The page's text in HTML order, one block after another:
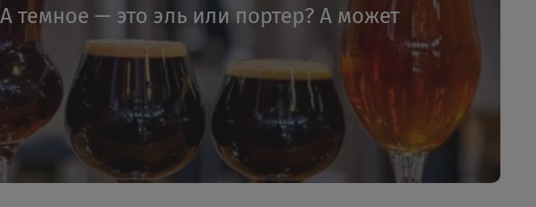
темное — это эль или портер? А может